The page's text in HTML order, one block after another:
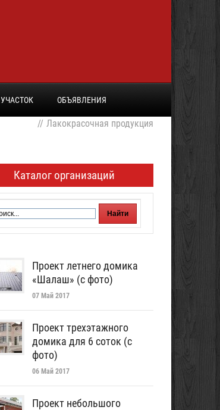
УЧАСТОК ОБЪЯВЛЕНИЯ
// Лакокрасочная продукция
Каталог организаций
Проект летнего домика
«Шалаш» (с фото)
07 Май 2017
Проект трехэтажного
домика для 6 соток (с
фото)
06 Май 2017
Проект небольшого